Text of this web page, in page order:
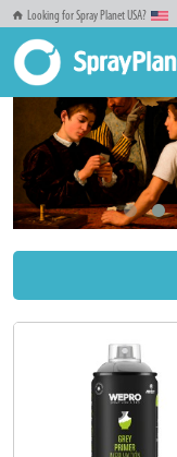
Looking for Spray Planet USA?